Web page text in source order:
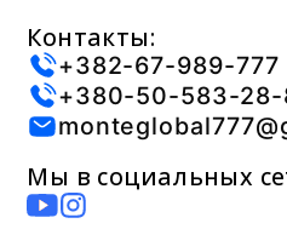
Контакты:
+382-67-989-777
+380-50-583-28-
Мы в социальных